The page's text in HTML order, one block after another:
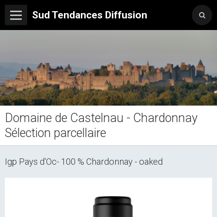
Sud Tendances Diffusion
Domaine de Castelnau - Chardonnay
Sélection parcellaire
Igp Pays d'Oc- 100 % Chardonnay - oaked